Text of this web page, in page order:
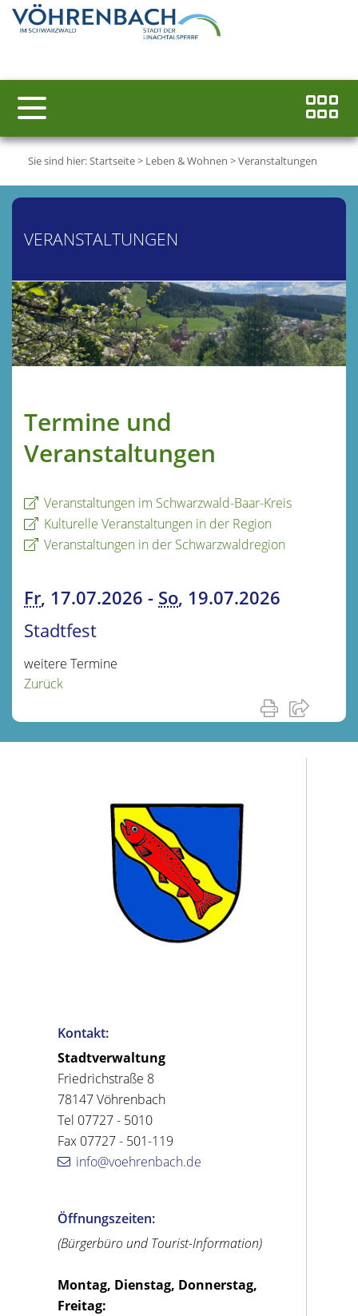
Sie sind hier:Startseite> Leben & Wohnen >Veranstaltungen
VERANSTALTUNGEN
Termine und
Veranstaltungen
Veranstaltungen im Schwarzwald-Baar-Kreis
Kulturelle Veranstaltungen in der Region
Veranstaltungen in der Schwarzwaldregion
Fr, 17.07.2026 - So, 19.07.2026
Stadtfest
weitere Termine
Zurück
Kontakt:
Stadtverwaltung
Friedrichstraße 8
78147 Vöhrenbach
Tel 07727 - 5010
Fax 07727 - 501-119
info@voehrenbach.de
Öffnungszeiten:
(Bürgerbüro und Tourist-Information)
Montag, Dienstag, Donnerstag,
Freitag: